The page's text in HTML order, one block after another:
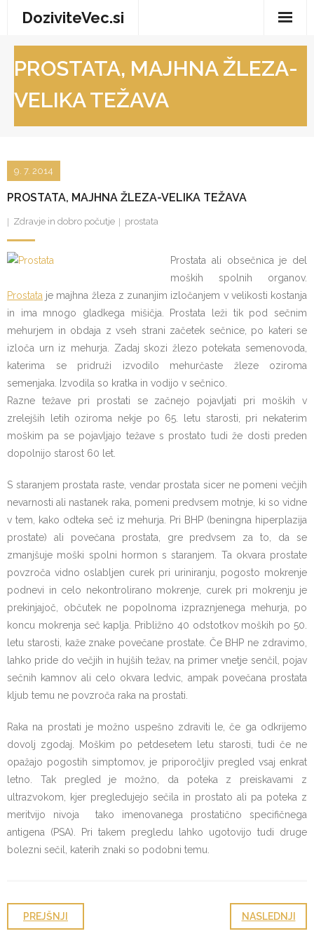
DoziviteVec.si
Zdravje in dobro počutje
PROSTATA, MAJHNA ŽLEZA-
VELIKA TEŽAVA
PROSTATA, MAJHNA ŽLEZA-VELIKA TEŽAVA
9. 7. 2014
Zdravje in dobro počutje prostata
Prostata ali obsečnica je del
moških spolnih organov.
Prostata je majhna žleza z zunanjim izločanjem v velikosti kostanja
in ima mnogo gladkega mišičja. Prostata leži tik pod sečnim
mehurjem in obdaja z vseh strani začetek sečnice, po kateri se
izloča urn iz mehurja. Zadaj skozi žlezo potekata semenovoda,
katerima se pridruži izvodilo mehurčaste žleze oziroma
semenjaka. Izvodila so kratka in vodijo v sečnico.
Razne težave pri prostati se začnejo pojavljati pri moških v
zrelejših letih oziroma nekje po 65. letu starosti, pri nekaterim
moškim pa se pojavljajo težave s prostato tudi že dosti preden
dopolnijo starost 60 let.
S staranjem prostata raste, vendar prostata sicer ne pomeni večjih
nevarnosti ali nastanek raka, pomeni predvsem motnje, ki so vidne
v tem, kako odteka seč iz mehurja. Pri BHP (beningna hiperplazija
prostate) ali povečana prostata, gre predvsem za to, da se
zmanjšuje moški spolni hormon s staranjem. Ta okvara prostate
povzroča vidno oslabljen curek pri uriniranju, pogosto mokrenje
podnevi in celo nekontrolirano mokrenje, curek pri mokrenju je
prekinjajoč, občutek ne popolnoma izpraznjenega mehurja, po
koncu mokrenja seč kaplja. Približno 40 odstotkov moških po 50.
letu starosti, kaže znake povečane prostate. Če BHP ne zdravimo,
lahko pride do večjih in hujših težav, na primer vnetje senčil, pojav
sečnih kamnov ali celo okvara ledvic, ampak povečana prostata
kljub temu ne povzroča raka na prostati.
Raka na prostati je možno uspešno zdraviti le, če ga odkrijemo
dovolj zgodaj. Moškim po petdesetem letu starosti, tudi če ne
opažajo pogostih simptomov, je priporočljiv pregled vsaj enkrat
letno. Tak pregled je možno, da poteka z preiskavami z
ultrazvokom, kjer pregledujejo sečila in prostato ali pa poteka z
meritvijo nivoja tako imenovanega prostatično specifičnega
antigena (PSA). Pri takem pregledu lahko ugotovijo tudi druge
bolezni sečil, katerih znaki so podobni temu.
PREJŠNJI NASLEDNJI